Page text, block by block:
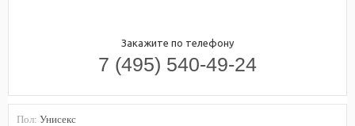
Закажите по телефону
7 (495) 540-49-24
Пол: Унисекс